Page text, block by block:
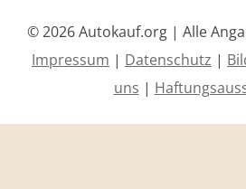
© 2026 Autokauf.org | Alle
Impressum | Datenschutz |
uns |